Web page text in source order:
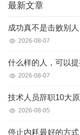
最新文章
成功真不是击败别
2026-08-07
什么样的人，可以提
2026-08-07
技术人员辞职10大
2026-08-05
停止内耗最好的方